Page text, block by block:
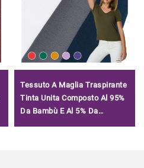
Tessuto A Maglia Traspirante
Tinta Unita Composto Al 95%
Da Bambù E Al 5% Da